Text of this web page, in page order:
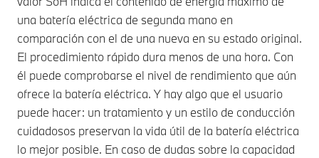
una batería eléctrica de segunda mano en
comparación con el de una nueva en su estado original.
El procedimiento rápido dura menos de una hora. Con
él puede comprobarse el nivel de rendimiento que aún
ofrece la batería eléctrica. Y hay algo que el usuario
puede hacer: un tratamiento y un estilo de conducción
cuidadosos preservan la vida útil de la batería eléctrica
lo mejor posible. En caso de dudas sobre la capacidad